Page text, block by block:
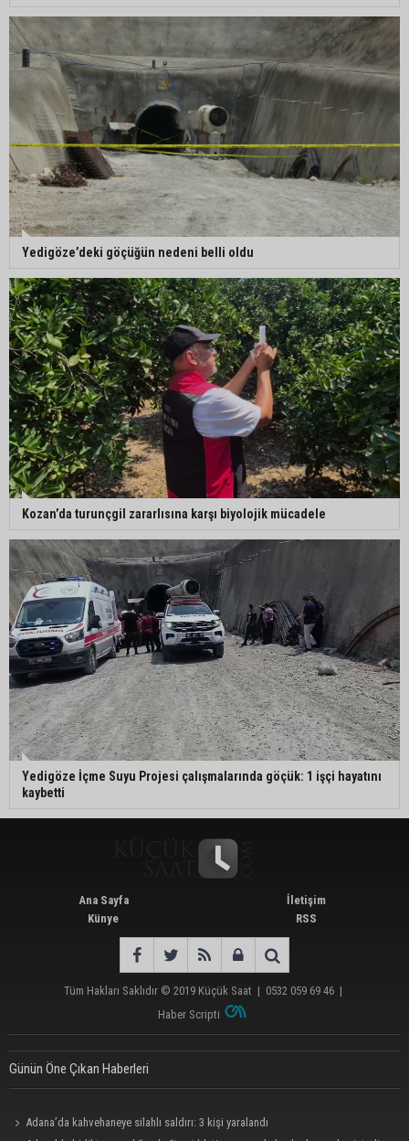
Yedigöze’deki göçüğün nedeni belli oldu
Kozan’da turunçgil zararlısına karşı biyolojik mücadele
Yedigöze İçme Suyu Projesi çalışmalarında göçük: 1 işçi hayatını
kaybetti
Ana Sayfa
Künye
İletişim
RSS
Tüm Hakları Saklıdır © 2019 Küçük Saat | 0532 059 69 46 |
Haber Scripti
Günün Öne Çıkan Haberleri
Adana’da kahvehaneye silahlı saldırı: 3 kişi yaralandı